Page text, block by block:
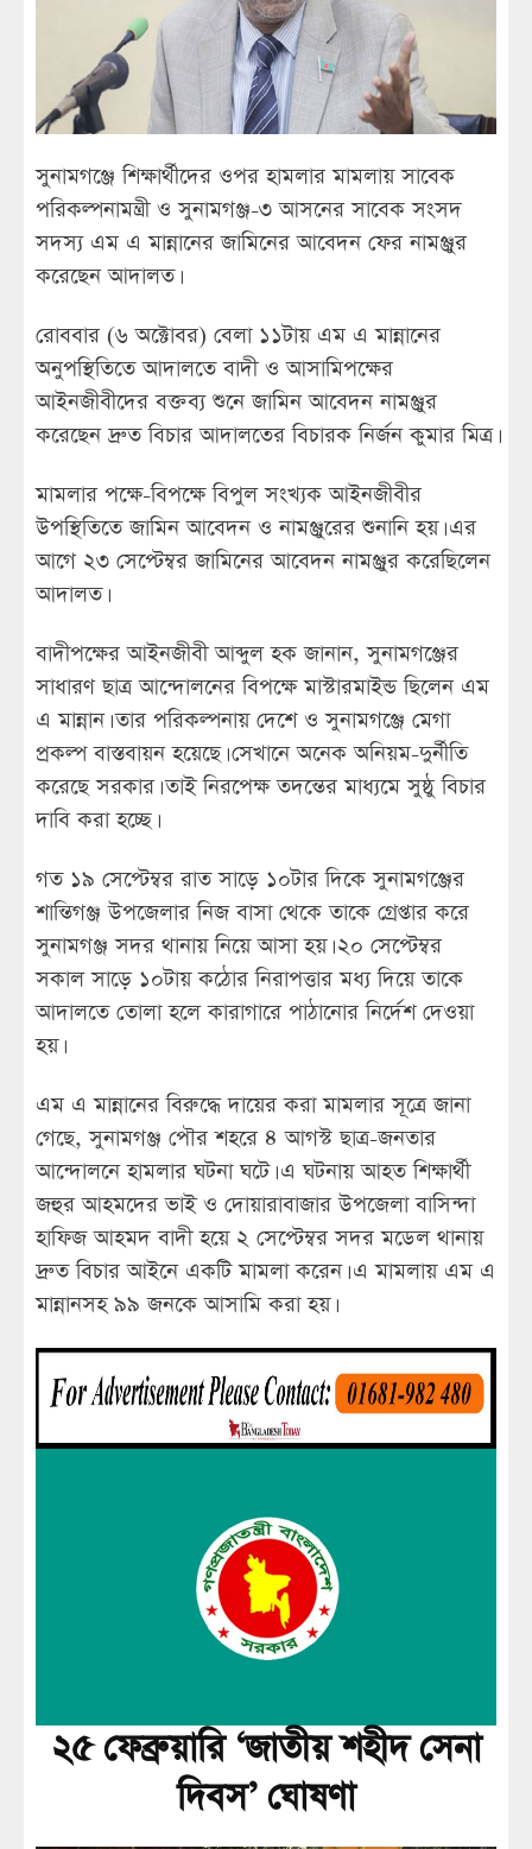
সুনামগঞ্জে শিক্ষার্থীদের ওপর হামলার মামলায় সাবেক
পরিকল্পনামন্ত্রী ও সুনামগঞ্জ-৩ আসনের সাবেক সংসদ
সদস্য এম এ মান্নানের জামিনের আবেদন ফের নামঞ্জুর
করেছেন আদালত।
রোববার (৬ অক্টোবর) বেলা ১১টায় এম এ মান্নানের
অনুপস্থিতিতে আদালতে বাদী ও আসামিপক্ষের
আইনজীবীদের বক্তব্য শুনে জামিন আবেদন নামঞ্জুর
করেছেন দ্রুত বিচার আদালতের বিচারক নির্জন কুমার মিত্র।
মামলার পক্ষে-বিপক্ষে বিপুল সংখ্যক আইনজীবীর
উপস্থিতিতে জামিন আবেদন ও নামঞ্জুরের শুনানি হয়। এর
আগে ২৩ সেপ্টেম্বর জামিনের আবেদন নামঞ্জুর করেছিলেন
আদালত।
বাদীপক্ষের আইনজীবী আব্দুল হক জানান, সুনামগঞ্জের
সাধারণ ছাত্র আন্দোলনের বিপক্ষে মাস্টারমাইন্ড ছিলেন এম
এ মান্নান। তার পরিকল্পনায় দেশে ও সুনামগঞ্জে মেগা
প্রকল্প বাস্তবায়ন হয়েছে। সেখানে অনেক অনিয়ম-দুর্নীতি
করেছে সরকার। তাই নিরপেক্ষ তদন্তের মাধ্যমে সুষ্ঠু বিচার
দাবি করা হচ্ছে।
গত ১৯ সেপ্টেম্বর রাত সাড়ে ১০টার দিকে সুনামগঞ্জের
শান্তিগঞ্জ উপজেলার নিজ বাসা থেকে তাকে গ্রেপ্তার করে
সুনামগঞ্জ সদর থানায় নিয়ে আসা হয়। ২০ সেপ্টেম্বর
সকাল সাড়ে ১০টায় কঠোর নিরাপত্তার মধ্য দিয়ে তাকে
আদালতে তোলা হলে কারাগারে পাঠানোর নির্দেশ দেওয়া
হয়।
এম এ মান্নানের বিরুদ্ধে দায়ের করা মামলার সূত্রে জানা
গেছে, সুনামগঞ্জ পৌর শহরে ৪ আগস্ট ছাত্র-জনতার
আন্দোলনে হামলার ঘটনা ঘটে। এ ঘটনায় আহত শিক্ষার্থী
জহুর আহমদের ভাই ও দোয়ারাবাজার উপজেলা বাসিন্দা
হাফিজ আহমদ বাদী হয়ে ২ সেপ্টেম্বর সদর মডেল থানায়
দ্রুত বিচার আইনে একটি মামলা করেন। এ মামলায় এম এ
মান্নানসহ ৯৯ জনকে আসামি করা হয়।
২৫ ফেব্রুয়ারি ‘জাতীয় শহীদ সেনা
দিবস’ ঘোষণা